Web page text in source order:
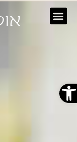
פתח סרגל נגישות